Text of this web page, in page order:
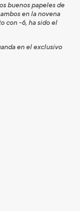
buenos papeles de
en la novena
con -6, ha sido el
en el exclusivo